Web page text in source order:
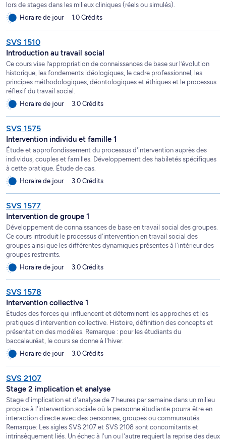
lors de stages dans les milieux cliniques (réels ou simulés).
Horaire de jour
1.0 Crédits
SVS 1510
Introduction au travail social
Ce cours vise l’appropriation de connaissances de base sur l’évolution
historique, les fondements idéologiques, le cadre professionnel, les
principes méthodologiques, déontologiques et éthiques et le processus
réflexif du travail social.
Horaire de jour
3.0 Crédits
SVS 1575
Intervention individu et famille 1
Étude et approfondissement du processus d'intervention auprès des
individus, couples et familles. Développement des habiletés spécifiques
à cette pratique. Étude de cas.
Horaire de jour
3.0 Crédits
SVS 1577
Intervention de groupe 1
Développement de connaissances de base en travail social des groupes.
Ce cours introduit le processus d'intervention en travail social des
groupes ainsi que les différentes dynamiques présentes à l'intérieur des
groupes restreints.
Horaire de jour
3.0 Crédits
SVS 1578
Intervention collective 1
Études des forces qui influencent et déterminent les approches et les
pratiques d'intervention collective. Histoire, définition des concepts et
présentation des modèles. Remarque : pour les étudiants du
baccalauréat, le cours se donne à l'hiver.
Horaire de jour
3.0 Crédits
SVS 2107
Stage 2 implication et analyse
Stage d'implication et d'analyse de 7 heures par semaine dans un milieu
propice à l'intervention sociale où la personne étudiante pourra être en
interaction directe avec des personnes, groupes ou communautés.
Remarque: Les sigles SVS 2107 et SVS 2108 sont concomitants et
intrinsèquement liés. Un échec à l'un ou l'autre requiert la reprise des deux